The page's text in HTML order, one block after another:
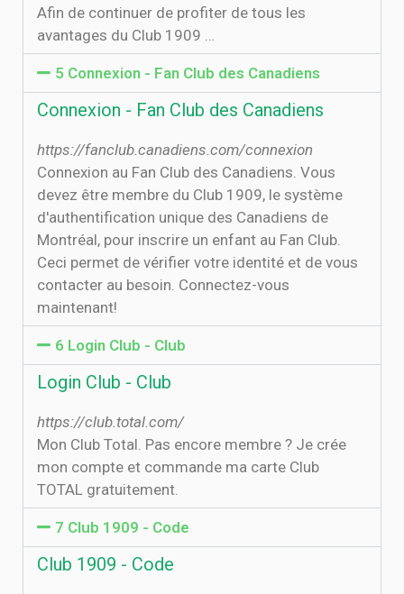
Afin de continuer de profiter de tous les
avantages du Club 1909 …
5 Connexion - Fan Club des Canadiens
Connexion - Fan Club des Canadiens
https://fanclub.canadiens.com/connexion
Connexion au Fan Club des Canadiens. Vous
devez être membre du Club 1909, le système
d'authentification unique des Canadiens de
Montréal, pour inscrire un enfant au Fan Club.
Ceci permet de vérifier votre identité et de vous
contacter au besoin. Connectez-vous
maintenant!
6 Login Club - Club
Login Club - Club
https://club.total.com/
Mon Club Total. Pas encore membre ? Je crée
mon compte et commande ma carte Club
TOTAL gratuitement.
7 Club 1909 - Code
Club 1909 - Code